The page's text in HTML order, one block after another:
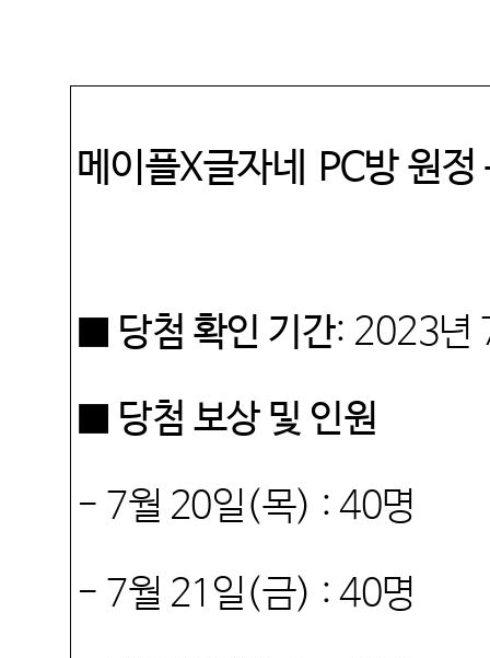
메이플X글자네 PC방 원정
■ 당첨 확인 기간: 2023년
■ 당첨 보상 및 인원
- 7월 20일(목) : 40명
- 7월 21 일(금) : 40명